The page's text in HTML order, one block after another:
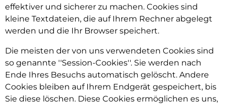
effektiver und sicherer zu machen. Cookies sind
kleine Textdateien, die auf Ihrem Rechner abgelegt
werden und die Ihr Browser speichert.
Die meisten der von uns verwendeten Cookies sind
so genannte ''Session-Cookies''. Sie werden nach
Ende Ihres Besuchs automatisch gelöscht. Andere
Cookies bleiben auf Ihrem Endgerät gespeichert, bis
Sie diese löschen. Diese Cookies ermöglichen es uns,